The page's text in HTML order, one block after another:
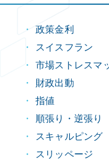
政策金利
スイスフラン
市場ストレスマ
財政出動
指値
順張り・逆張り
スキャルピング
スリッページ